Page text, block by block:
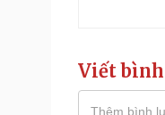
Viết